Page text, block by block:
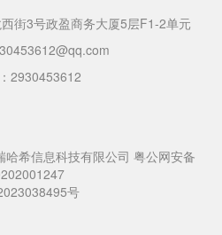
街3号政盈商务大厦5层F1-2单元
2930453612
希信息科技有限公司 粤公网安备
号